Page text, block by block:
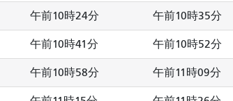
午前10時24分 午前10時35分
午前10時41分 午前10時52分
午前10時58分 午前11時09分